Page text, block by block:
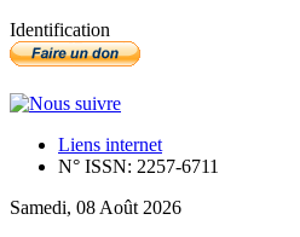
Identification
Liens internet
N° ISSN: 2257-6711
Samedi, 08 Août 2026